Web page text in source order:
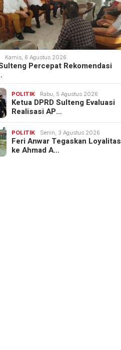
Kamis, 6 Agustus 2026
Percepat Rekomendasi
POLITIK Rabu, 5 Agustus 2026
Ketua DPRD Sulteng Evaluasi
Realisasi AP…
POLITIK Senin, 3 Agustus 2026
Feri Anwar Tegaskan Loyalitas
ke Ahmad A…